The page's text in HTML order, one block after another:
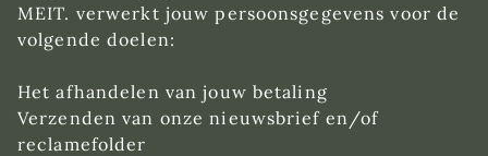
MEIT. verwerkt jouw persoonsgegevens voor de
volgende doelen:
Het afhandelen van jouw betaling
Verzenden van onze nieuwsbrief en/of
reclamefolder